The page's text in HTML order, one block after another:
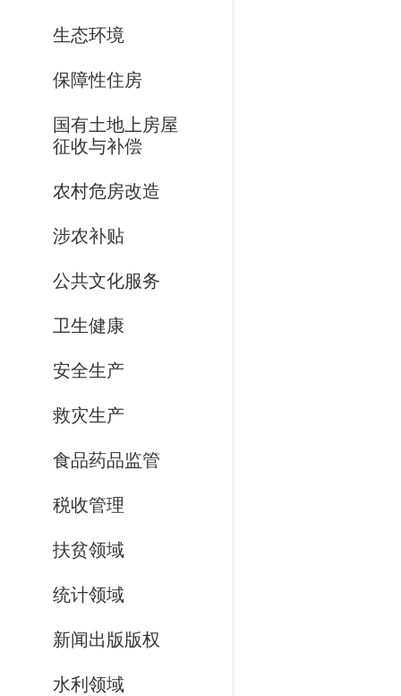
生态环境
保障性住房
国有土地上房屋
征收与补偿
农村危房改造
涉农补贴
公共文化服务
卫生健康
安全生产
救灾生产
食品药品监管
税收管理
扶贫领域
统计领域
新闻出版版权
水利领域